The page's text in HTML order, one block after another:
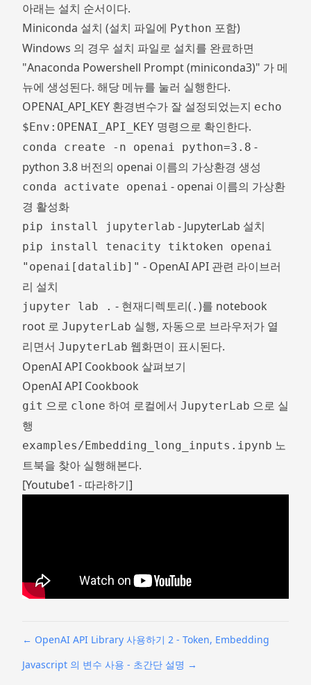
아래는 설치 순서이다.
Miniconda 설치 (설치 파일에 Python 포함)
Windows 의 경우 설치 파일로 설치를 완료하면
"Anaconda Powershell Prompt (miniconda3)" 가 메
뉴에 생성된다. 해당 메뉴를 눌러 실행한다.
OPENAI_API_KEY 환경변수가 잘 설정되었는지 echo
$Env:OPENAI_API_KEY 명령으로 확인한다.
conda create -n openai python=3.8 -
python 3.8 버전의 openai 이름의 가상환경 생성
conda activate openai - openai 이름의 가상환
경 활성화
pip install jupyterlab - JupyterLab 설치
pip install tenacity tiktoken openai
"openai[datalib]" - OpenAI API 관련 라이브러
리 설치
jupyter lab . - 현재디렉토리( . )를 notebook
root 로 JupyterLab 실행, 자동으로 브라우저가 열
리면서 JupyterLab 웹화면이 표시된다.
OpenAI API Cookbook 살펴보기
OpenAI API Cookbook
git 으로 clone 하여 로컬에서 JupyterLab 으로 실
행
examples/Embedding_long_inputs.ipynb 노
트북을 찾아 실행해본다.
[Youtube1 - 따라하기]
← OpenAI API Library 사용하기 2 - Token, Embedding
Javascript 의 변수 사용 - 초간단 설명 →